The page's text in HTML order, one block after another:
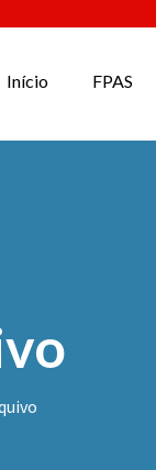
Início FPAS